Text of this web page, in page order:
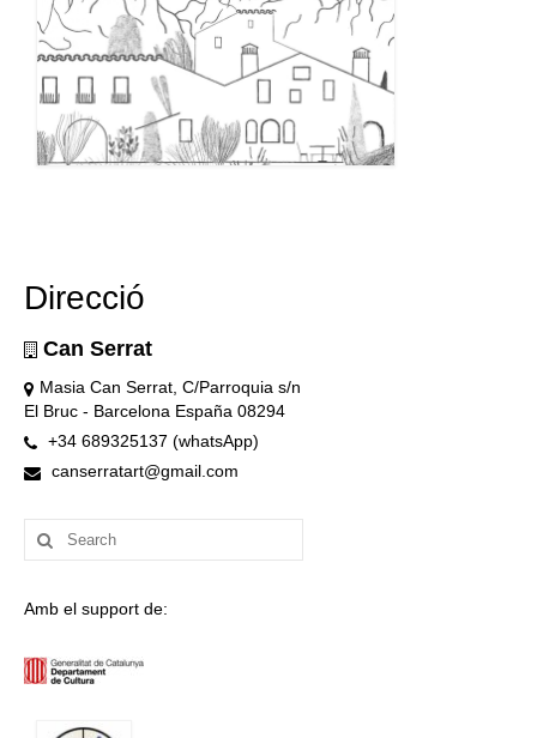
Direcció
Can Serrat
Masia Can Serrat, C/Parroquia s/n
El Bruc - Barcelona España 08294
+34 689325137 (whatsApp)
canserratart@gmail.com
Search
for:
Amb el support de: